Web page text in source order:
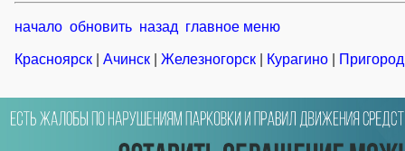
начало обновить назад главное меню
Красноярск Ачинск Железногорск Курагино